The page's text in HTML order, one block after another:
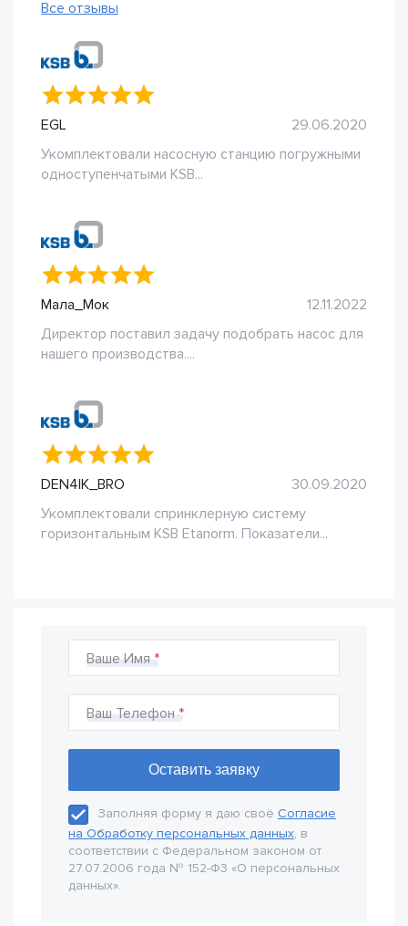
Все отзывы
EGL
29.06.2020
Укомплектовали насосную станцию погружными
одноступенчатыми KSB...
Мала_Мок
12.11.2022
Директор поставил задачу подобрать насос для
нашего производства....
DEN4IK_BRO
30.09.2020
Укомплектовали спринклерную систему
горизонтальным KSB Etanorm. Показатели...
Ваше Имя
Ваш Телефон
Заполняя форму я даю своё Согласие
на Обработку персональных данных, в
соответствии с Федеральном законом от
27.07.2006 года № 152-Ф3 «О персональных
данных».